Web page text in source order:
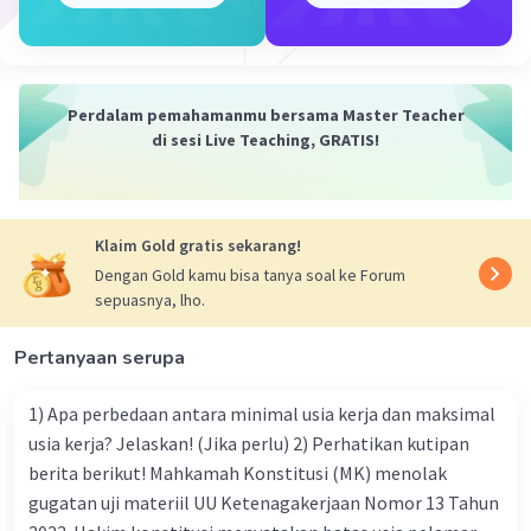
Iklan
Perdalam pemahamanmu bersama Master Teacher
di sesi Live Teaching, GRATIS!
Klaim Gold gratis sekarang!
Dengan Gold kamu bisa tanya soal ke Forum
sepuasnya, lho.
Pertanyaan serupa
1) Apa perbedaan antara minimal usia kerja dan maksimal
usia kerja? Jelaskan! (Jika perlu) 2) Perhatikan kutipan
berita berikut! Mahkamah Konstitusi (MK) menolak
gugatan uji materiil UU Ketenagakerjaan Nomor 13 Tahun